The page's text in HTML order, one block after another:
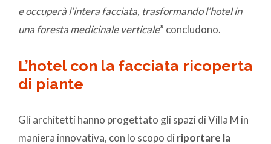
e occuperà l’intera facciata, trasformando l’hotel in
una foresta medicinale verticale” concludono.
L’hotel con la facciata ricoperta
di piante
Gli architetti hanno progettato gli spazi di Villa M in
maniera innovativa, con lo scopo di riportare la